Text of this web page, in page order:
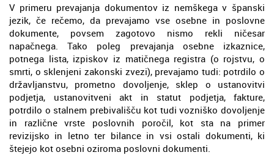
V primeru prevajanja dokumentov iz nemškega v španski
jezik, če rečemo, da prevajamo vse osebne in poslovne
dokumente, povsem zagotovo nismo rekli ničesar
napačnega. Tako poleg prevajanja osebne izkaznice,
potnega lista, izpiskov iz matičnega registra (o rojstvu, o
smrti, o sklenjeni zakonski zvezi), prevajamo tudi: potrdilo o
državljanstvu, prometno dovoljenje, sklep o ustanovitvi
podjetja, ustanovitveni akt in statut podjetja, fakture,
potrdilo o stalnem prebivališču kot tudi vozniško dovoljenje
in različne vrste poslovnih poročil, kot sta na primer
revizijsko in letno ter bilance in vsi ostali dokumenti, ki
štejejo kot osebni oziroma poslovni dokumenti.